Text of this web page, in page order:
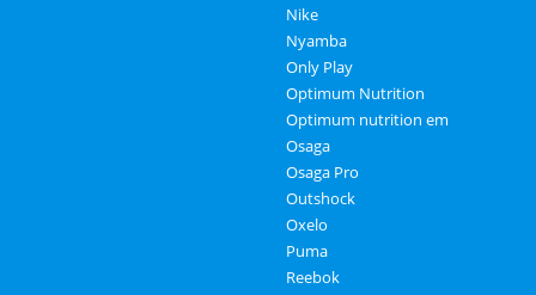
Nike
Nyamba
Only Play
Optimum Nutrition
Optimum nutrition em
Osaga
Osaga Pro
Outshock
Oxelo
Puma
Reebok